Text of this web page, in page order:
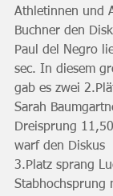
Athletinnen und
Buchner den
Paul del Negro
sec. In diesem
gab es zwei
Sarah
Dreisprung
warf den Diskus
3.Platz sprang
Stabhochsprung